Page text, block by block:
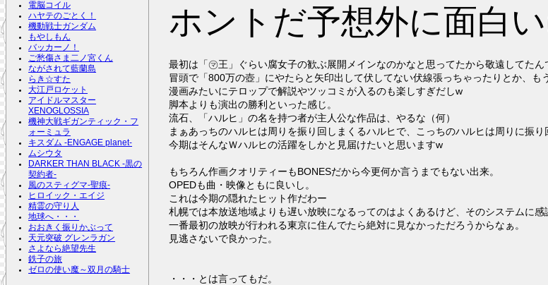
電脳コイル
ハヤテのごとく！
機動戦士ガンダム
もやしもん
バッカーノ！
ご愁傷さま二ノ宮くん
ながされて藍蘭島
らき☆すた
大江戸ロケット
アイドルマスター
XENOGLOSSIA
機神大戦ギガンティック・フ
ォーミュラ
キスダム -ENGAGE planet-
ムシウタ
DARKER THAN BLACK -黒の
契約者-
風のスティグマ-聖痕-
ヒロイック・エイジ
精霊の守り人
地球へ・・・
おおきく振りかぶって
天元突破 グレンラガン
さよなら絶望先生
鉄子の旅
ゼロの使い魔～双月の騎士
ホントだ予想外に面白
最初は「㋮王」ぐらい腐女子の歓ぶ展開メインなのかなと思ってたから敬遠してたん
冒頭で「800万の壺」にやたらと矢印出して伏してない伏線張っちゃったりとか、
漫画みたいにテロップで解説やツッコミが入るのも楽しすぎだしw
脚本よりも演出の勝利といった感じ。
流石、「ハルヒ」の名を持つ者が主人公な作品は、やるな（何）
まぁあっちのハルヒは周りを振り回しまくるハルヒで、こっちのハルヒは周りに振
今期はそんなＷハルヒの活躍をしかと見届けたいと思いますw
もちろん作画クオリティーもBONESだから今更何か言うまでもない出来。
OPEDも曲・映像ともに良いし。
これは今期の隠れたヒット作だわー
札幌では本放送地域よりも遅い放映になるってのはよくあるけど、そのシステムに
一番最初の放映が行われる東京に住んでたら絶対に見なかっただろうからなぁ。
見逃さないで良かった。
・・・とは言ってもだ。